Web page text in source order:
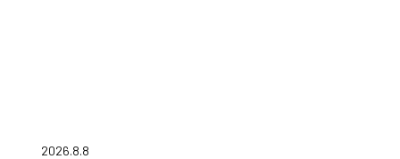
2026.8.8